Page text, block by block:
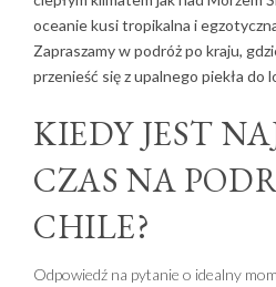
oceanie kusi tropikalna i
Zapraszamy w podróż po kraju,
przenieść się z upalnego piekła do
KIEDY JEST
CZAS NA
CHILE?
Odpowiedź na pytanie o idealny